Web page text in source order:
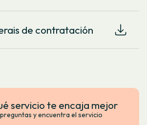
de contratación
servicio te encaja mejor
y encuentra el servicio